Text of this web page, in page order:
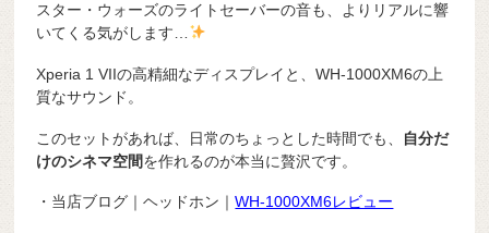
スター・ウォーズのライトセーバーの音も、よりリアルに響
いてくる気がします…
Xperia 1 VIIの高精細なディスプレイと、WH-1000XM6の上
質なサウンド。
このセットがあれば、日常のちょっとした時間でも、 自分だ
けのシネマ空間を作れるのが本当に贅沢です。
・当店ブログ｜ヘッドホン｜WH-1000XM6レビュー